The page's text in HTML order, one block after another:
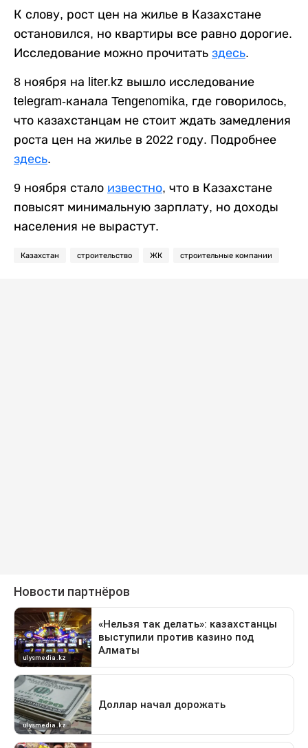
К слову, рост цен на жилье в Казахстане
остановился, но квартиры все равно дорогие.
Исследование можно прочитать здесь.
8 ноября на liter.kz вышло исследование
telegram-канала Tengenomika, где говорилось,
что казахстанцам не стоит ждать замедления
роста цен на жилье в 2022 году. Подробнее
здесь.
9 ноября стало известно, что в Казахстане
повысят минимальную зарплату, но доходы
населения не вырастут.
Казахстан строительство ЖК строительные компании